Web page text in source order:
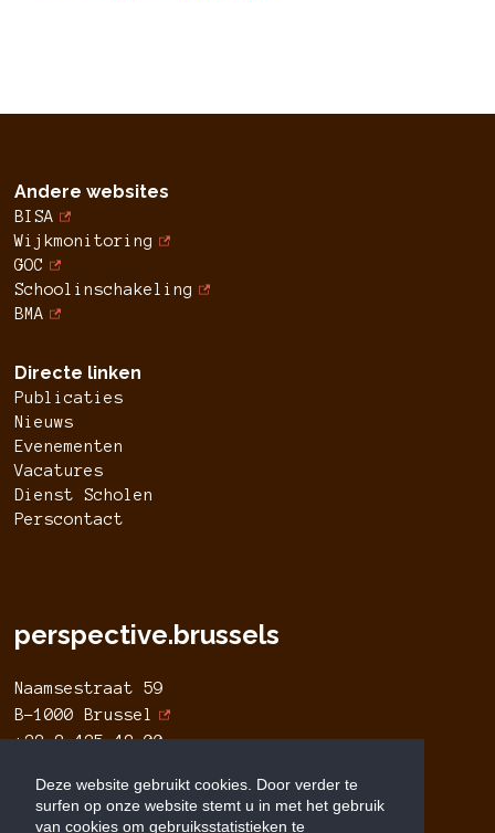
Deze website gebruikt cookies. Door verder te
surfen op onze website stemt u in met het gebruik
van cookies om gebruiksstatistieken te
Andere websites
BISA
Wijkmonitoring
GOC
Schoolinschakeling
BMA
Directe linken
Publicaties
Nieuws
Evenementen
Vacatures
Dienst Scholen
Perscontact
perspective.brussels
Naamsestraat 59
B-1000 Brussel
+32 2 435 42 00